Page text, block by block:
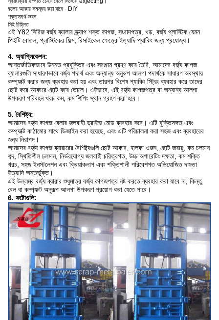
বলের আকার সমন্বয় করা যাবে - DIY
শক্তসমর্থ ভবন
সিই চিহ্নিত
এই Y82 সিরিজ বর্জ্য ব্যালার স্ক্র্যাপ শক্ত কাগজ, সংবাদপত্র, খড়, বর্জ্য প্লাস্টিক যেমন
পিইটি বোতল, প্লাস্টিকের ফিল্ম, রিসাইকেল ক্ষেত্রে ইত্যাদি প্যাকিং জন্য প্রযোজ্য।
4. অ্যাপ্লিকেশন:
আন্তর্জাতিকভাবে উন্নত প্রযুক্তির এবং সরঞ্জাম গ্রহণ করে তৈরি, আমাদের বর্জ্য কাগজ
ব্যালারগুলি সাধারণভাবে বর্জ্য পদার্থ এবং অন্যান্য অনুরূপ আলগা পদার্থকে সাধারণ অবস্থায়
কম্প্যাক্ট করার জন্য ব্যবহার করা হয় এবং তারপর বিশেষ প্যাকিং স্ট্রিং ব্যবহার করে তাদের
ছোট করে আকারে ছোট করে তোলে। এইভাবে, এই বর্জ্য কাগজপত্র বা অন্যান্য আলগা
উপকরণ পরিবহন খরচ কম, কম শিপিং স্থান গ্রহণ করা হবে।
5. বৈশিষ্ট্য:
আমাদের বর্জ্য কাগজ বেলার জলবাহী ড্রাইভ মোড ব্যবহার করে। এটি যুক্তিসঙ্গত এবং
কম্প্যাক্ট কাঠামোর সাথে ডিজাইন করা হয়েছে, এবং এটি পরিচালনা করা সহজ এবং ব্যবহারের
জন্য নিরাপদ।
আমাদের বর্জ্য কাগজ ব্যারারের বৈশিষ্ট্যগুলি ছোট আকার, হালকা ওজন, ছোট জরায়ু, কম চলমান
শব্দ, স্থিতিশীল চলমান, নির্ভরযোগ্য জলবাহী চরিত্রগত, উচ্চ অপারেটিং দক্ষতা, কম শক্তি
খরচ, সহজ ইনস্টলেশন এবং ক্রিয়াকলাপ এবং শক্তিশালী পরিবেশগত অভিযোজিত দক্ষতা
ইত্যাদি অন্তর্ভুক্ত।
এই উল্লম্ব বর্জ্য ব্যারার শুধুমাত্র বর্জ্য কাগজপত্র নষ্ট করতে ব্যবহার করা যাবে না, কিন্তু
বেল বা কম্প্যাক্ট অনুরূপ আলগা উপকরণ প্রয়োগ করা যেতে পারে।
6. ফটোগুলি: